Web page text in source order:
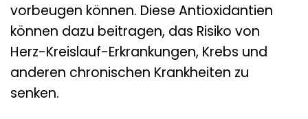
vorbeugen können. Diese Antioxidantien
können dazu beitragen, das Risiko von
Herz-Kreislauf-Erkrankungen, Krebs und
anderen chronischen Krankheiten zu
senken.